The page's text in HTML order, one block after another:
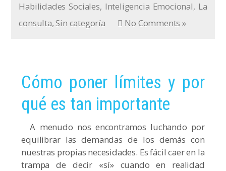
Habilidades Sociales, Inteligencia Emocional, La
consulta,Sin categoría No Comments »
Cómo poner límites y por
qué es tan importante
A menudo nos encontramos luchando por
equilibrar las demandas de los demás con
nuestras propias necesidades. Es fácil caer en la
trampa de decir «sí» cuando en realidad